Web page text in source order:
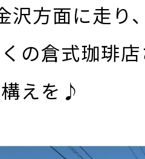
沢方面に走り
の倉式珈琲
えを♪